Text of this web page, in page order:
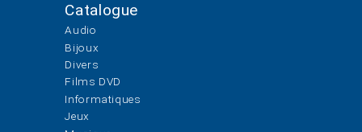
Catalogue
Audio
Bijoux
Divers
Films DVD
Informatiques
Jeux